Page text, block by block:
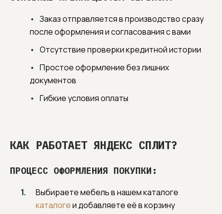
Заказ отправляется в производство сразу
после оформления и согласования с вами
Отсутствие проверки кредитной истории
Простое оформление без лишних
документов
Гибкие условия оплаты
КАК РАБОТАЕТ ЯНДЕКС СПЛИТ?
ПРОЦЕСС ОФОРМЛЕНИЯ ПОКУПКИ:
Выбираете мебель в нашем каталоге
каталогеи добавляете её в корзину